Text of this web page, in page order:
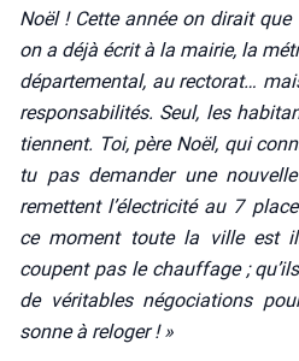
Noël ! Cette année on dirait
on a déjà écrit à la mai­rie, la
dépar­te­men­tal, au rec­to­rat…
res­pon­sa­bi­li­tés. Seul, les
tiennent. Toi, père Noël, qui
tu pas deman­der une
remettent l’électricité au 7
ce moment toute la ville est
coupent pas le chauf­fage ;
de véri­tables négo­cia­tions
sonne à relo­ger ! »